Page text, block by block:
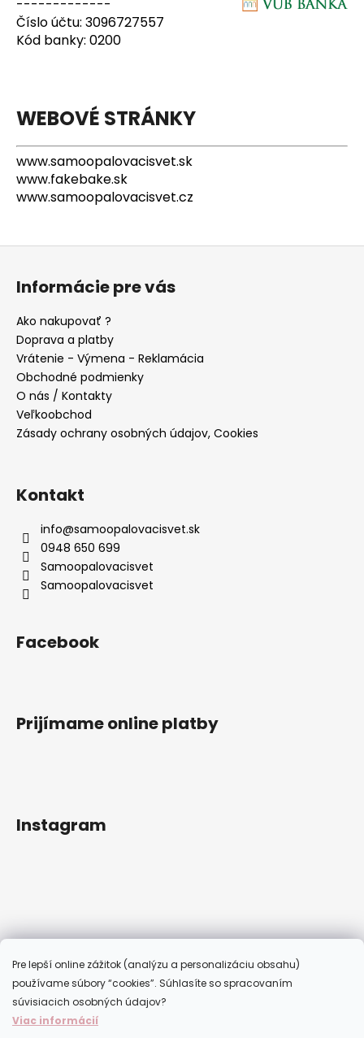
Pre lepší online zážitok (analýzu a personalizáciu obsahu)
používame súbory “cookies”. Súhlasíte so spracovaním
súvisiacich osobných údajov?
Viac informácií
-------------
Číslo účtu: 3096727557
Kód banky: 0200
WEBOVÉ STRÁNKY
www.samoopalovacisvet.sk
www.fakebake.sk
www.samoopalovacisvet.cz
Z
Informácie pre vás
Ako nakupovať ?
Doprava a platby
Vrátenie - Výmena - Reklamácia
Obchodné podmienky
O nás / Kontakty
Veľkoobchod
Zásady ochrany osobných údajov, Cookies
Kontakt
info@samoopalovacisvet.sk
0948 650 699
Samoopalovacisvet
Samoopalovacisvet
Facebook
Prijímame online platby
Instagram